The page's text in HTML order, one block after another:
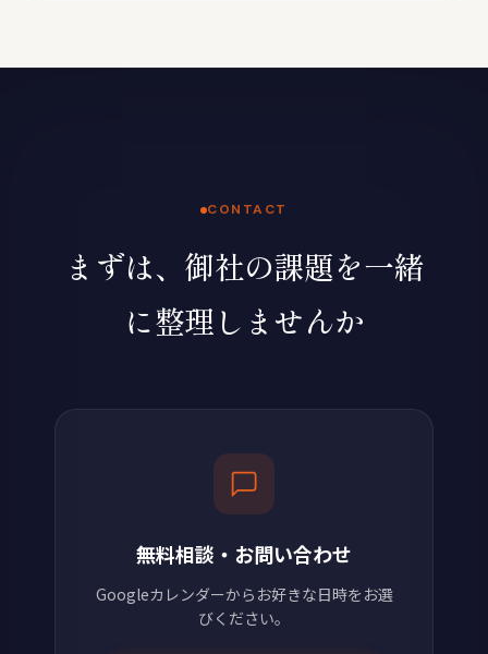
CONTACT
まずは、御社の課題を一緒
に整理しませんか
無料相談・お問い合わせ
Googleカレンダーからお好きな日時をお選
びください。